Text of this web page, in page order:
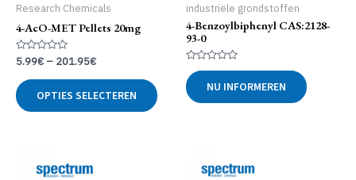
Research Chemicals
4-AcO-MET Pellets 20mg
Gewaardeerd
uit
5
5.99€ – 201.95€
OPTIES SELECTEREN
product
industriële grondstoffen
4-Benzoylbiphenyl CAS:2128-
93-0
Gewaardeerd
0
uit
5
NU INFORMEREN